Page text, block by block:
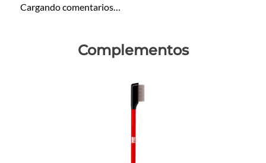
Cargando comentarios…
Complementos